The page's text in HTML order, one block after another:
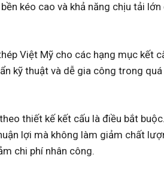
kéo cao và khả năng chịu tải
Việt Mỹ cho các hạng mục kết
kỹ thuật và dễ gia công trong
thiết kế kết cấu là điều bắt
lợi mà không làm giảm chất
chi phí nhân công.